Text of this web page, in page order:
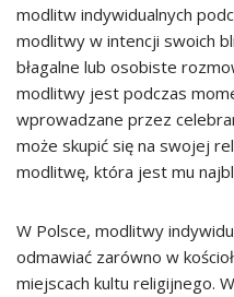
modlitw indywidualnych
modlitwy w intencji swoich
błagalne lub osobiste
modlitwy jest podczas
wprowadzane przez
może skupić się na swojej
modlitwę, która jest mu
W Polsce, modlitwy
odmawiać zarówno w
miejscach kultu religijnego.